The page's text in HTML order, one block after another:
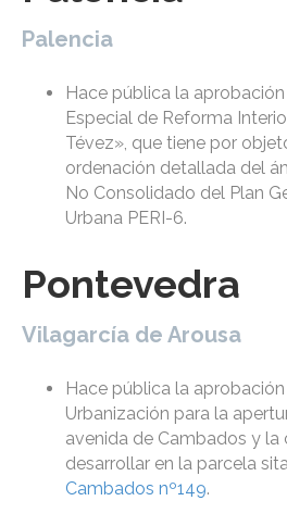
Palencia
Hace pública la
Especial de Reforma
Tévez», que tiene por
ordenación detallada del
No Consolidado del Plan
Urbana PERI-6.
Pontevedra
Vilagarcía de Arousa
Hace pública la
Urbanización para la
avenida de Cambados y la
desarrollar en la parcela
Cambados nº149.